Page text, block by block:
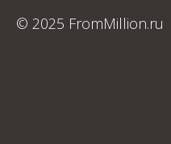
© 2025 FromMillion.ru